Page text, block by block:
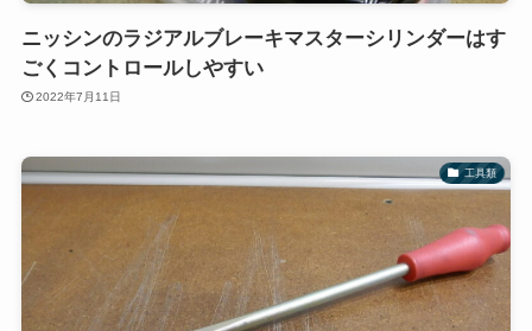
ニッシンのラジアルブレーキマスターシリンダーはす
ごくコントロールしやすい
2022年7月11日
工具類